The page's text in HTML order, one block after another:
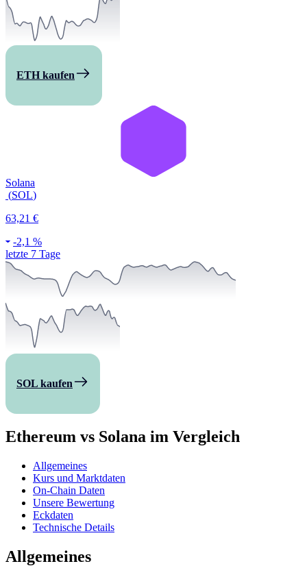
ETH kaufen
Solana
(SOL)
63,21 €
-2,1 %
letzte 7 Tage
SOL kaufen
Ethereum vs Solana im Vergleich
Allgemeines
Kurs und Marktdaten
On-Chain Daten
Unsere Bewertung
Eckdaten
Technische Details
Allgemeines